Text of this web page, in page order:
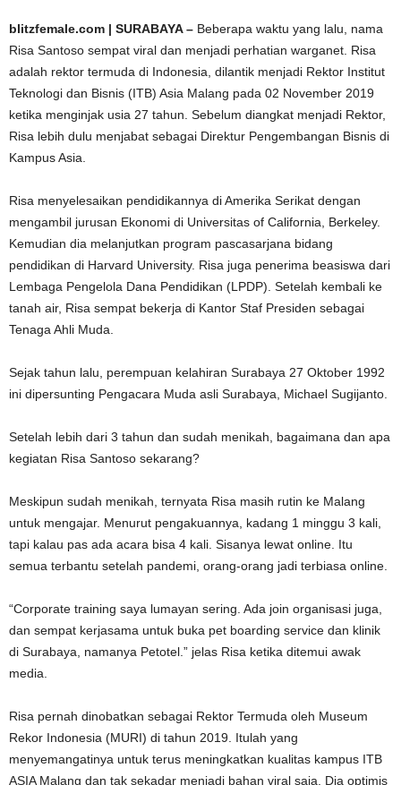
blitzfemale.com | SURABAYA – Beberapa waktu yang lalu, nama
Risa Santoso sempat viral dan menjadi perhatian warganet. Risa
adalah rektor termuda di Indonesia, dilantik menjadi Rektor Institut
Teknologi dan Bisnis (ITB) Asia Malang pada 02 November 2019
ketika menginjak usia 27 tahun. Sebelum diangkat menjadi Rektor,
Risa lebih dulu menjabat sebagai Direktur Pengembangan Bisnis di
Kampus Asia.
Risa menyelesaikan pendidikannya di Amerika Serikat dengan
mengambil jurusan Ekonomi di Universitas of California, Berkeley.
Kemudian dia melanjutkan program pascasarjana bidang
pendidikan di Harvard University. Risa juga penerima beasiswa dari
Lembaga Pengelola Dana Pendidikan (LPDP). Setelah kembali ke
tanah air, Risa sempat bekerja di Kantor Staf Presiden sebagai
Tenaga Ahli Muda.
Sejak tahun lalu, perempuan kelahiran Surabaya 27 Oktober 1992
ini dipersunting Pengacara Muda asli Surabaya, Michael Sugijanto.
Setelah lebih dari 3 tahun dan sudah menikah, bagaimana dan apa
kegiatan Risa Santoso sekarang?
Meskipun sudah menikah, ternyata Risa masih rutin ke Malang
untuk mengajar. Menurut pengakuannya, kadang 1 minggu 3 kali,
tapi kalau pas ada acara bisa 4 kali. Sisanya lewat online. Itu
semua terbantu setelah pandemi, orang-orang jadi terbiasa online.
“Corporate training saya lumayan sering. Ada join organisasi juga,
dan sempat kerjasama untuk buka pet boarding service dan klinik
di Surabaya, namanya Petotel.” jelas Risa ketika ditemui awak
media.
Risa pernah dinobatkan sebagai Rektor Termuda oleh Museum
Rekor Indonesia (MURI) di tahun 2019. Itulah yang
menyemangatinya untuk terus meningkatkan kualitas kampus ITB
ASIA Malang dan tak sekadar menjadi bahan viral saja. Dia optimis